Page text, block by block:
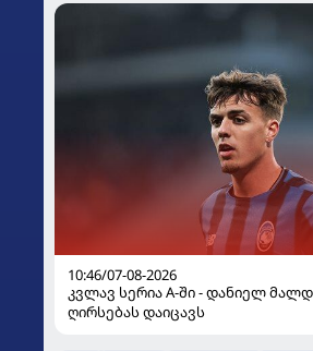
10:46/07-08-2026
კვლავ სერია A-ში - დანიელ
ღირსებას დაიცავს